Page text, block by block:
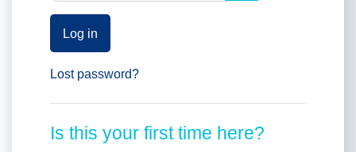
Log in
Lost password?
Is this your first time here?